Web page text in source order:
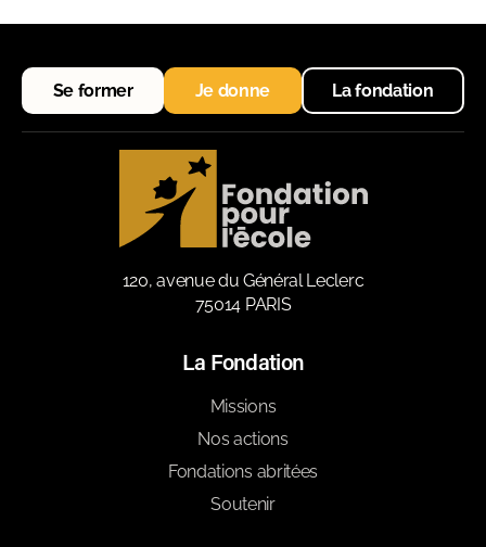
Se former Je donne La fondation
120, avenue du Général Leclerc
75014 PARIS
La Fondation
Missions
Nos actions
Fondations abritées
Soutenir